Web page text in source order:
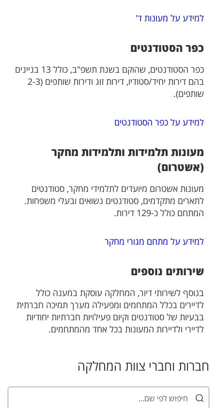
למידע על מעונות ד'
כפר הסטודנטים
כפר הסטודנטים, שהוקם בשנת תשפ"ב, כולל 13 בניינים
בהם דירות יחיד/סטודיו, דירות זוג ודירות שותפים (2-3
שותפים).
למידע על כפר הסטודנטים
מעונות תלמידות ותלמידות מחקר
(אשטרום)
מעונות אשטרום מיועדים לתלמידי מחקר, סטודנטים
לתארים מתקדמים, סטודנטים נשואים ובעלי משפחות.
המתחם כולל כ-129 דירות.
למידע על מתחם מגורי מחקר
שירותים נוספים
בנוסף לשירותי דיור, המחלקה עוסקת במענה כולל
לדיירים בכלל המתחמים ומפעילה מערך תמיכה חברתית
בבעיות של סטודנטים וקיום פעילויות חברתיות יחודיות
לדיירי ולדיירות המעונות בכל אחד מהמתחמים.
חברות וחברי צוות המחלקה